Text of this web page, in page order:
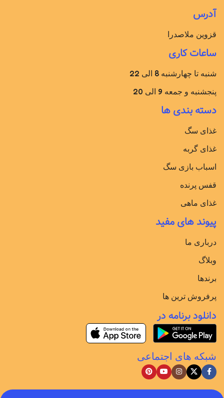
آدرس
قزوین ملاصدرا
ساعات کاری
شنبه تا چهارشنبه 8 الی 22
پنجشنبه و جمعه 9 الی 20
دسته بندی ها
غذای سگ
غذای گربه
اسباب بازی سگ
قفس پرنده
غذای ماهی
پیوند های مفید
درباری ما
وبلاگ
برندها
پرفروش ترین ها
دانلود برنامه در
شبکه های اجتماعی